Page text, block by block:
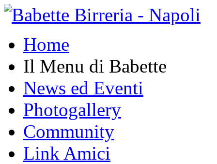
Home
Il Menu di Babette
News ed Eventi
Photogallery
Community
Link Amici